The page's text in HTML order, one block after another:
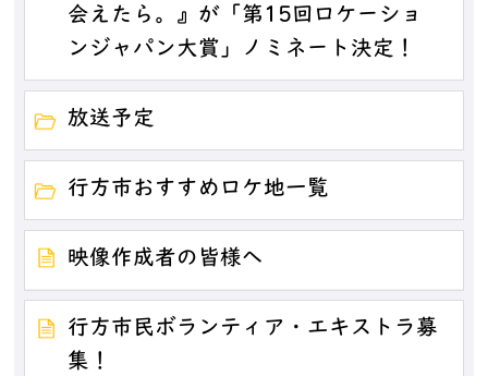
会えたら。』が「第15回ロケーショ
ンジャパン大賞」ノミネート決定！
放送予定
行方市おすすめロケ地一覧
映像作成者の皆様へ
行方市民ボランティア・エキストラ募
集！